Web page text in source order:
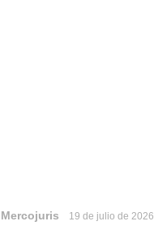
Mercojuris 19 de julio de 2026